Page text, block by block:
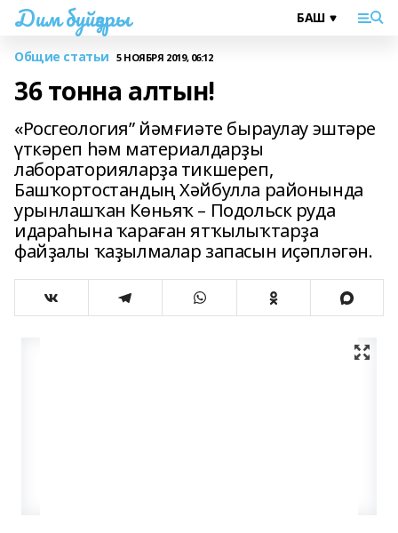
Дим буйҙары
Общие статьи 5 НОЯБРЯ 2019, 06:12
36 тонна алтын!
«Росгеология” йәмғиәте быраулау эштәре
үткәреп һәм материалдарҙы
лабораторияларҙа тикшереп,
Башҡортостандың Хәйбулла районында
урынлашҡан Көньяҡ – Подольск руда
идараһына ҡараған ятҡылыҡтарҙа
файҙалы ҡаҙылмалар запасын иҫәпләгән.